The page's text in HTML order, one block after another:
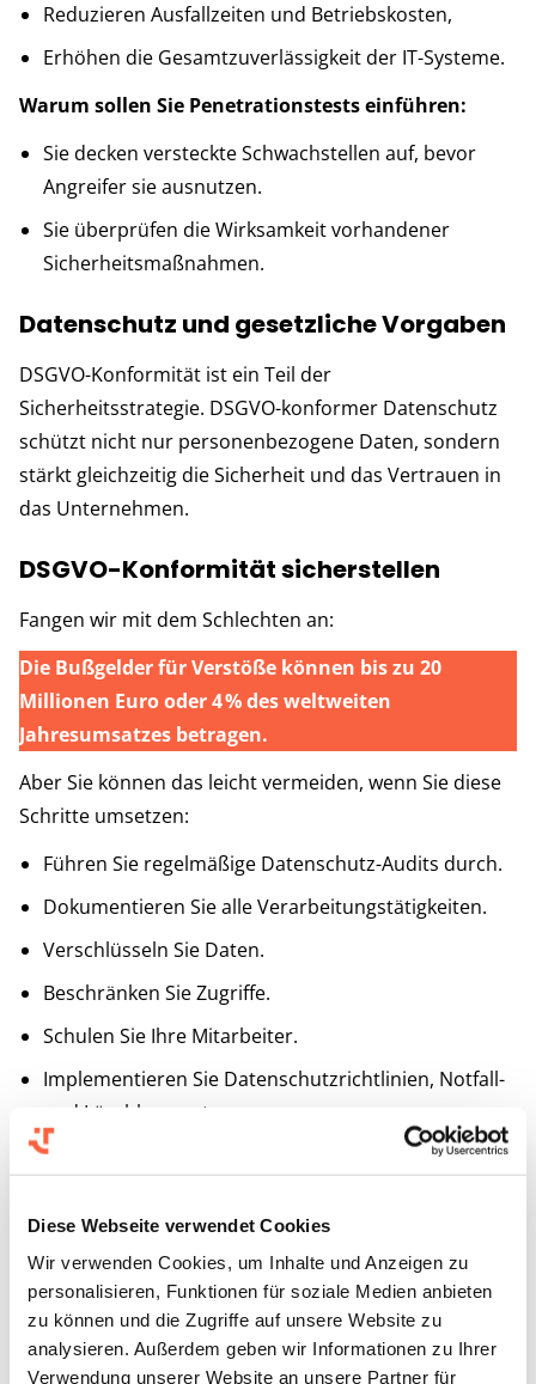
Diese Webseite verwendet Cookies
Wir verwenden Cookies, um Inhalte und Anzeigen zu
personalisieren, Funktionen für soziale Medien anbieten
zu können und die Zugriffe auf unsere Website zu
analysieren. Außerdem geben wir Informationen zu Ihrer
Verwendung unserer Website an unsere Partner für
Reduzieren Ausfallzeiten und Betriebskosten,
Erhöhen die Gesamtzuverlässigkeit der IT-Systeme.
Warum sollen Sie Penetrationstests einführen:
Sie decken versteckte Schwachstellen auf, bevor
Angreifer sie ausnutzen.
Sie überprüfen die Wirksamkeit vorhandener
Sicherheitsmaßnahmen.
Datenschutz und gesetzliche Vorgaben
DSGVO-Konformität ist ein Teil der
Sicherheitsstrategie. DSGVO-konformer Datenschutz
schützt nicht nur personenbezogene Daten, sondern
stärkt gleichzeitig die Sicherheit und das Vertrauen in
das Unternehmen.
DSGVO-Konformität sicherstellen
Fangen wir mit dem Schlechten an:
Die Bußgelder für Verstöße können bis zu 20
Millionen Euro oder 4 % des weltweiten
Jahresumsatzes betragen.
Aber Sie können das leicht vermeiden, wenn Sie diese
Schritte umsetzen:
Führen Sie regelmäßige Datenschutz-Audits durch.
Dokumentieren Sie alle Verarbeitungstätigkeiten.
Verschlüsseln Sie Daten.
Beschränken Sie Zugriffe.
Schulen Sie Ihre Mitarbeiter.
Implementieren Sie Datenschutzrichtlinien, Notfall-
und Löschkonzepte.
Stellen Sie die Umsetzung der Betroffenenrechte
Überwachen Sie die Prozesse kontinuierlich und
passen Sie sie bei Änderungen an.
Datenklassifizierung und
Zugriffskontrolle